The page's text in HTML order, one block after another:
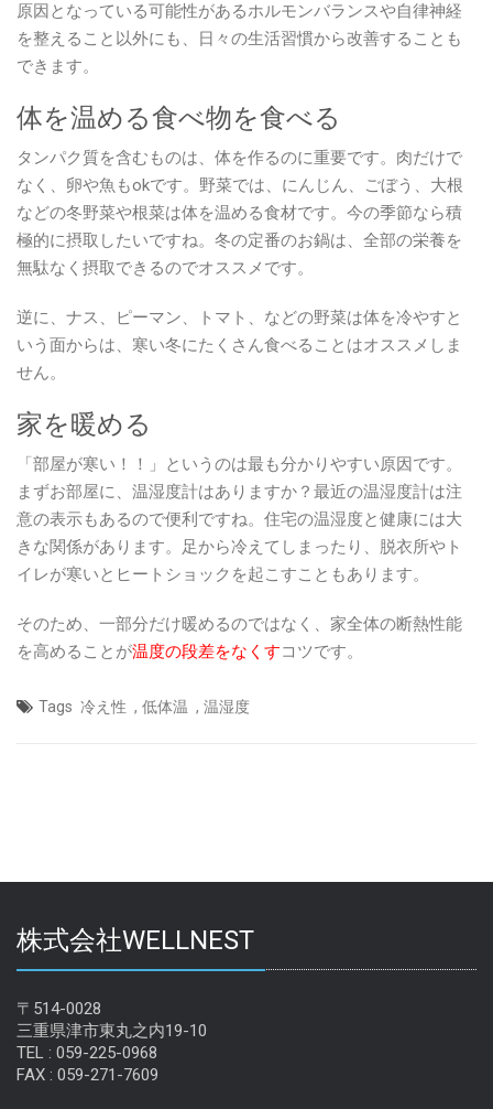
原因となっている可能性があるホルモンバランスや自律神経
を整えること以外にも、日々の生活習慣から改善することも
できます。
体を温める食べ物を食べる
タンパク質を含むものは、体を作るのに重要です。肉だけで
なく、卵や魚もokです。野菜では、にんじん、ごぼう、大根
などの冬野菜や根菜は体を温める食材です。今の季節なら積
極的に摂取したいですね。冬の定番のお鍋は、全部の栄養を
無駄なく摂取できるのでオススメです。
逆に、ナス、ピーマン、トマト、などの野菜は体を冷やすと
いう面からは、寒い冬にたくさん食べることはオススメしま
せん。
家を暖める
「部屋が寒い！！」というのは最も分かりやすい原因です。
まずお部屋に、温湿度計はありますか？最近の温湿度計は注
意の表示もあるので便利ですね。住宅の温湿度と健康には大
きな関係があります。足から冷えてしまったり、脱衣所やト
イレが寒いとヒートショックを起こすこともあります。
そのため、一部分だけ暖めるのではなく、家全体の断熱性能
を高めることが温度の段差をなくすコツです。
Tags 冷え性 , 低体温 , 温湿度
株式会社WELLNEST
〒514-0028
三重県津市東丸之内19-10
TEL : 059-225-0968
FAX : 059-271-7609